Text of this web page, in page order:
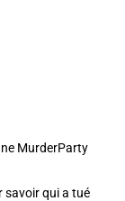
MurderParty
savoir qui a tué